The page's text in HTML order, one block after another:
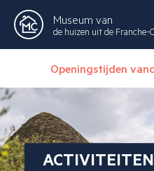
Museum van
de huizen uit de Franche-
Openingstijden